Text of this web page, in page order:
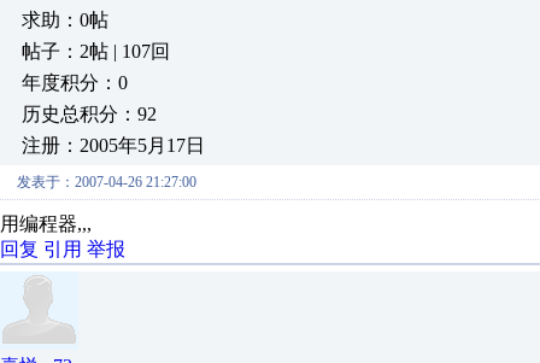
求助：0帖
帖子：2帖 | 107回
年度积分：0
历史总积分：92
注册：2005年5月17日
发表于：2007-04-26 21:27:00
用编程器,,,
回复 引用 举报